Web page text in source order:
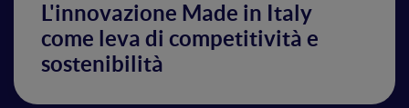
L'innovazione Made in Italy
come leva di competitività e
sostenibilità